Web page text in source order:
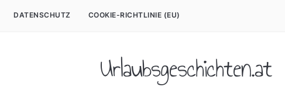
DATENSCHUTZ COOKIE-RICHTLINIE (EU)
Urlaubsgeschichten.at